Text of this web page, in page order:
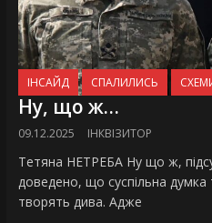
ІНСАЙД СПАЛИЛИСЬ
Ну, що ж…
09.12.2025 ІНКВІЗИТОР
Тетяна НЕТРЕБА Ну що ж,
доведено, що суспільна думка
творять дива. Адже